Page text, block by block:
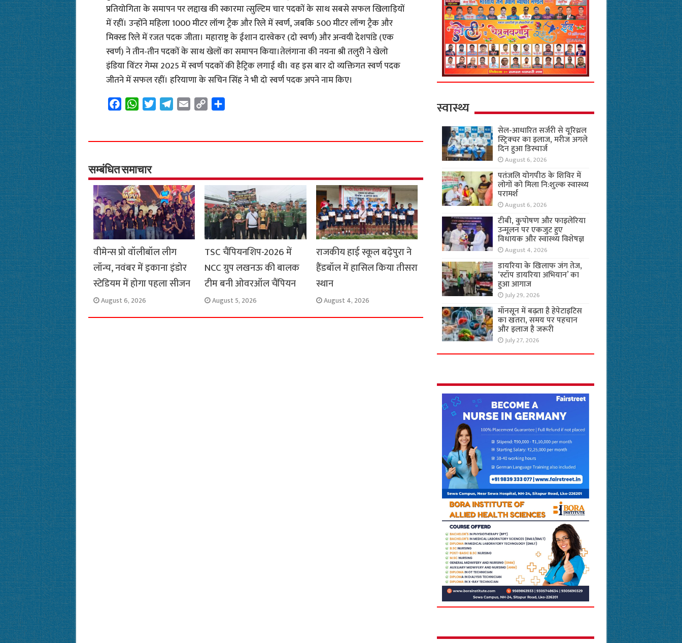
प्रतियोगिता के समापन पर लद्दाख की स्कारमा त्सुल्टिम चार पदकों के साथ सबसे सफल खिलाड़ियों
में रहीं। उन्होंने महिला 1000 मीटर लॉन्ग ट्रैक और रिले में स्वर्ण, जबकि 500 मीटर लॉन्ग ट्रैक और
मिक्स्ड रिले में रजत पदक जीता। महाराष्ट्र के ईशान दारवेकर (दो स्वर्ण) और अन्वयी देशपांडे (एक
स्वर्ण) ने तीन-तीन पदकों के साथ खेलों का समापन किया।तेलंगाना की नयना श्री तलुरी ने खेलो
इंडिया विंटर गेम्स 2025 में स्वर्ण पदकों की हैट्रिक लगाई थी। वह इस बार दो व्यक्तिगत स्वर्ण पदक
जीतने में सफल रहीं। हरियाणा के सचिन सिंह ने भी दो स्वर्ण पदक अपने नाम किए।
e
o
o
k
W
t
A
p
p
t
r
e
a
m
i
y
n
k
r
सम्बंधित समाचार
वीमेन्स प्रो वॉलीबॉल लीग
लॉन्च, नवंबर में इकाना इंडोर
स्टेडियम में होगा पहला सीजन
August 6, 2026
TSC चैंपियनशिप-2026 में
NCC ग्रुप लखनऊ की बालक
टीम बनी ओवरऑल चैंपियन
August 5, 2026
राजकीय हाई स्कूल बढ़ेपुरा ने
हैंडबॉल में हासिल किया तीसरा
स्थान
August 4, 2026
स्वास्थ्य
सेल-आधारित सर्जरी से यूरिथ्रल
स्ट्रिक्चर का इलाज, मरीज अगले
दिन हुआ डिस्चार्ज
August 6, 2026
पतंजलि योगपीठ के शिविर में
लोगों को मिला नि:शुल्क स्वास्थ्य
परामर्श
August 6, 2026
टीबी, कुपोषण और फाइलेरिया
उन्मूलन पर एकजुट हुए
विधायक और स्वास्थ्य विशेषज्ञ
August 4, 2026
डायरिया के खिलाफ जंग तेज,
‘स्टॉप डायरिया अभियान’ का
हुआ आगाज
July 29, 2026
मॉनसून में बढ़ता है हेपेटाइटिस
का खतरा, समय पर पहचान
और इलाज है जरूरी
July 27, 2026